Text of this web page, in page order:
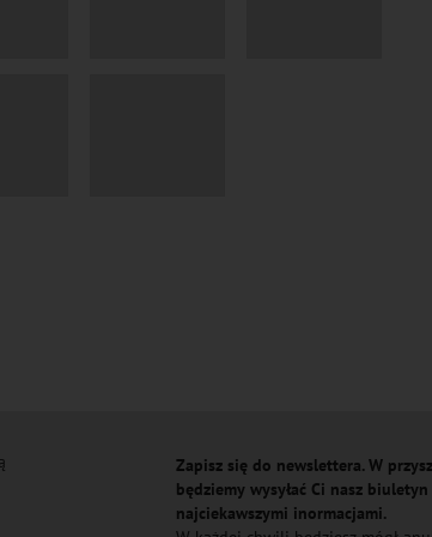
Zapisz się do newslettera. W
będziemy wysyłać Ci nasz biuletyn
najciekawszymi inormacjami.